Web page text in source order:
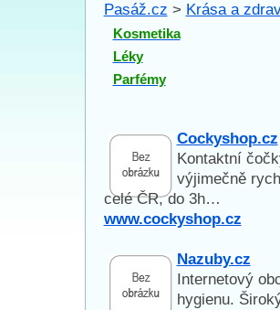
Pasáž.cz > Krása a
Kosmetika
Léky
Parfémy
Cockyshop.cz
Kontaktní
výjimečně
celé ČR, do 3h…
www.cockyshop.cz
Nazuby.cz
Internetový
hygienu.